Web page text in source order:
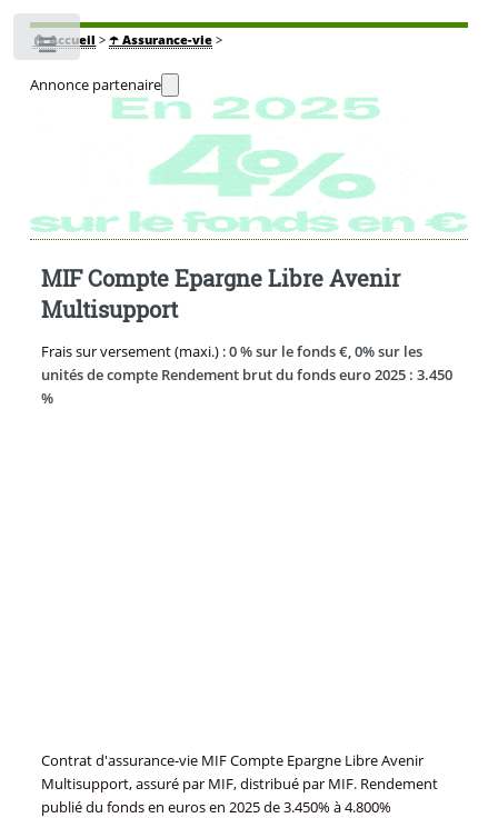
🏠Accueil > ☂️ Assurance-vie>
Annonce partenaire
MIF Compte Epargne Libre Avenir
Multisupport
Frais sur versement (maxi.) :0 % sur le fonds €, 0% sur les
unités de compte Rendement brut du fonds euro 2025 : 3.450
%
Contrat d'assurance-vie MIF Compte Epargne Libre Avenir
Multisupport, assuré par MIF, distribué par MIF. Rendement
publié du fonds en euros en 2025 de 3.450% à 4.800%
Toggle